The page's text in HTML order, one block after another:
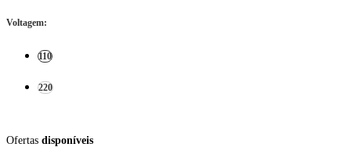
Voltagem:
110
220
Ofertas disponíveis